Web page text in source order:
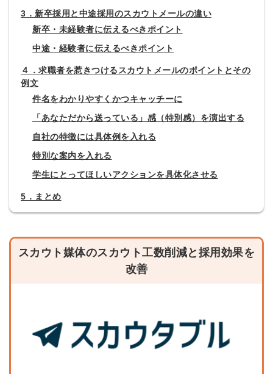
3．新卒採用と中途採用のスカウトメールの違い
新卒・未経験者に伝えるべきポイント
中途・経験者に伝えるべきポイント
４．求職者を惹きつけるスカウトメールのポイントとその
例文
件名をわかりやすくかつキャッチーに
「あなただから送っている」感（特別感）を演出する
自社の特徴には具体例を入れる
特別な案内を入れる
学生にとってほしいアクションを具体化させる
5．まとめ
スカウト媒体のスカウト工数削減と採用効果を
改善